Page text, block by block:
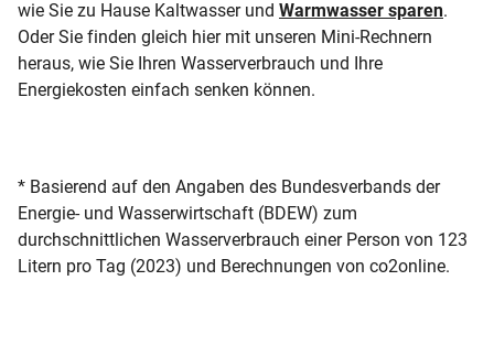
wie Sie zu Hause Kaltwasser und Warmwasser sparen.
Oder Sie finden gleich hier mit unseren Mini-Rechnern
heraus, wie Sie Ihren Wasserverbrauch und Ihre
Energiekosten einfach senken können.
* Basierend auf den Angaben des Bundesverbands der
Energie- und Wasserwirtschaft (BDEW) zum
durchschnittlichen Wasserverbrauch einer Person von 123
Litern pro Tag (2023) und Berechnungen von co2online.